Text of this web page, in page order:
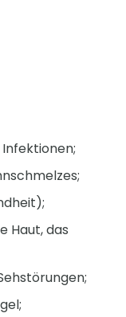
Haut, das